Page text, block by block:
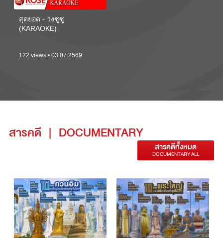
สุดยอด - วงซูซู
(KARAOKE)
122 views • 03.07.2569
สารคดี | DOCUMENTARY
สารคดีทั้งหมด
DOCUMENTARY ALL